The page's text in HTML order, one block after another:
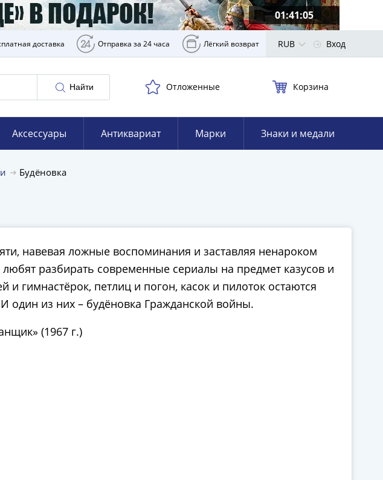
01:41:04
доставка Отправка за 24 часа Лёгкий возврат RUB Вход
Найти Отложенные Корзина
Аксессуары Антиквариат Марки Знаки и медали
Будёновка
навевая ложные воспоминания и заставляя ненароком
разбирать современные сериалы на предмет казусов и
гимнастёрок, петлиц и погон, касок и пилоток остаются
из них – будёновка Гражданской войны.